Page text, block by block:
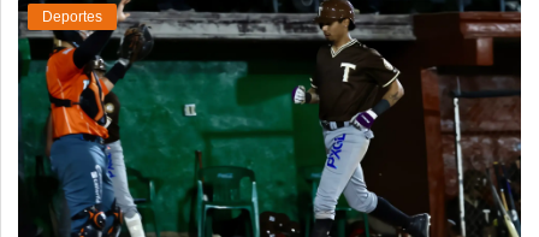
Deportes